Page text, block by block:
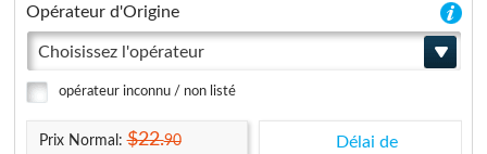
Opérateur d'Origine
Choisissez l'opérateur
opérateur inconnu / non listé
Prix Normal:$22.90
Délai de